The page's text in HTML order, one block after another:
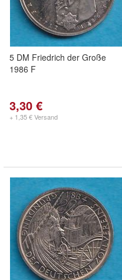
5 DM Friedrich der Große
1986 F
3,30 €
+ 1,35 € Versand